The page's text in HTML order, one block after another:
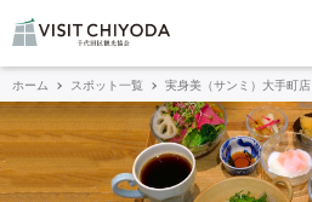
ホーム スポット一覧 実身美（サンミ）大手町店